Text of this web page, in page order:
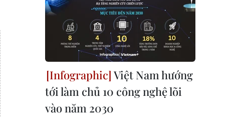
Việt Nam hướng
tới làm chủ 10 công nghệ lõi
vào năm 2030